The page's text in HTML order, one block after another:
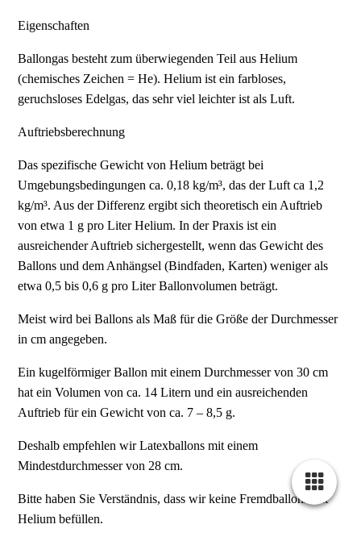
Eigenschaften
Ballongas besteht zum überwiegenden Teil aus Helium
(chemisches Zeichen = He). Helium ist ein farbloses,
geruchsloses Edelgas, das sehr viel leichter ist als Luft.
Auftriebsberechnung
Das spezifische Gewicht von Helium beträgt bei
Umgebungsbedingungen ca. 0,18 kg/m³, das der Luft ca 1,2
kg/m³. Aus der Differenz ergibt sich theoretisch ein Auftrieb
von etwa 1 g pro Liter Helium. In der Praxis ist ein
ausreichender Auftrieb sichergestellt, wenn das Gewicht des
Ballons und dem Anhängsel (Bindfaden, Karten) weniger als
etwa 0,5 bis 0,6 g pro Liter Ballonvolumen beträgt.
Meist wird bei Ballons als Maß für die Größe der Durchmesser
in cm angegeben.
Ein kugelförmiger Ballon mit einem Durchmesser von 30 cm
hat ein Volumen von ca. 14 Litern und ein ausreichenden
Auftrieb für ein Gewicht von ca. 7 – 8,5 g.
Deshalb empfehlen wir Latexballons mit einem
Mindestdurchmesser von 28 cm.
Bitte haben Sie Verständnis, dass wir keine Fremdballons mit
Helium befüllen.